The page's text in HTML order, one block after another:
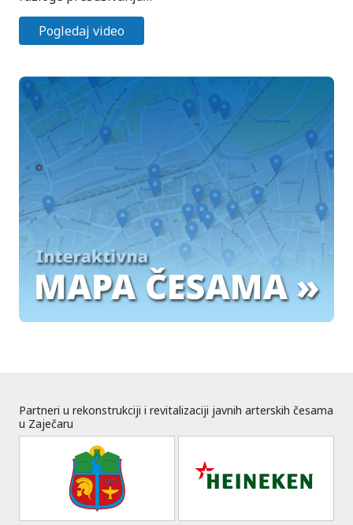
Pogledaj video
Partneri u rekonstrukciji i revitalizaciji javnih arterskih česama
u Zaječaru